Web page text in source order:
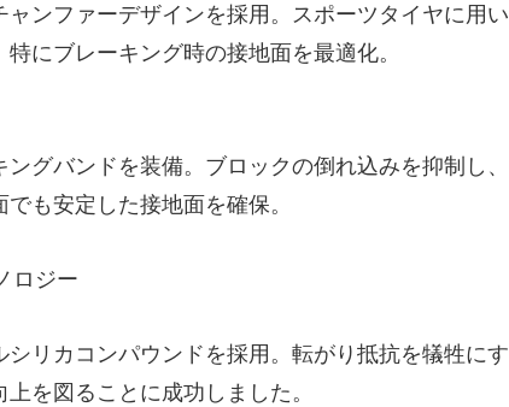
ンファーデザインを採用。スポーツタイヤに用い
にブレーキング時の接地面を最適化。
グバンドを装備。ブロックの倒れ込みを抑制し、
も安定した接地面を確保。
ロジー
リカコンパウンドを採用。転がり抵抗を犠牲にす
を図ることに成功しました。